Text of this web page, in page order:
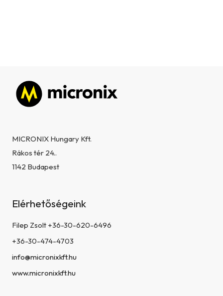
Lábléc
MICRONIX Hungary Kft.
Rákos tér 24..
1142 Budapest
Elérhetőségeink
Filep Zsolt +36-30-620-6496
+36-30-474-4703
info@micronixkft.hu
www.micronixkft.hu